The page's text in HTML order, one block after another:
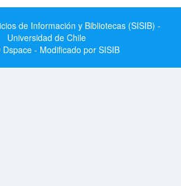
de Información y Bibliotecas (SISIB) -
Universidad de Chile
- Modificado por SISIB